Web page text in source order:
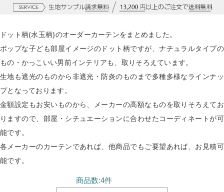
ドット柄(水玉柄)のオーダーカーテンをまとめました。
ポップな子ども部屋イメージのドット柄ですが、ナチュラルタイプの
もの・かっこいい男前インテリアも、取りそろえています。
生地も遮光のものから非遮光・防炎のものまで多種多様なラインナッ
プとなっております。
金額設定もお安いものから、メーカーの高額なものを取りそろえてお
りますので、部屋・シチュエーションに合わせたコーディネートが可
能です。
各メーカーのカーテンであれば、他商品でもご要望あれば、お見積可
能です。
商品数:4件